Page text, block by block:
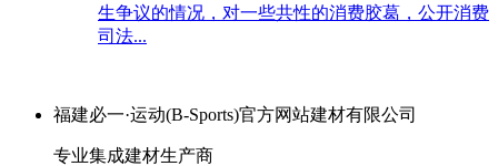
生争议的情况，对一些共性的消费胶葛，公开消费
司法...
福建必一·运动(B-Sports)官方网站建材有限公司
专业集成建材生产商